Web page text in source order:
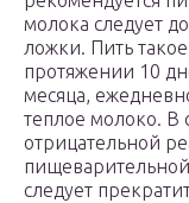
молока следует
ложки. Пить
протяжении 10
месяца,
теплое молоко. В
отрицательной
следует